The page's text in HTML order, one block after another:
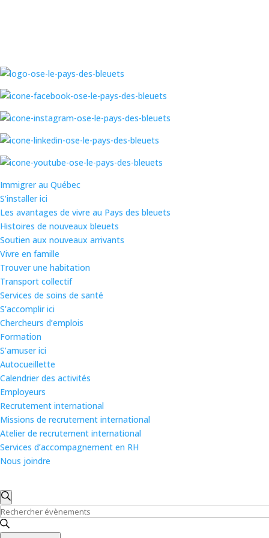
Immigrer au Québec
S’installer ici
Les avantages de vivre au Pays des bleuets
Histoires de nouveaux bleuets
Soutien aux nouveaux arrivants
Vivre en famille
Trouver une habitation
Transport collectif
Services de soins de santé
S’accomplir ici
Chercheurs d’emplois
Formation
S’amuser ici
Autocueillette
Calendrier des activités
Employeurs
Recrutement international
Missions de recrutement international
Atelier de recrutement international
Services d’accompagnement en RH
Nous joindre
Évènements
for
Recherche
et
navigation
Recherche
Saisir
mot-